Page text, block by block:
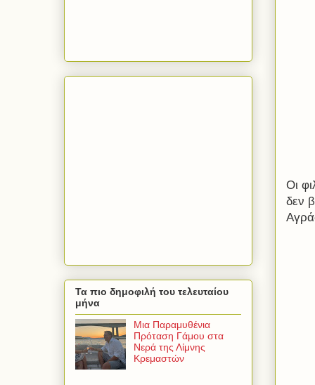
Οι
δεν
Τα πιο δημοφιλή του τελευταίου
μήνα
Μια Παραμυθένια
Πρόταση Γάμου στα
Νερά της Λίμνης
Κρεμαστών